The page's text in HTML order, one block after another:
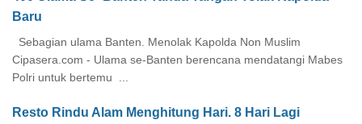
Baru
Sebagian ulama Banten. Menolak Kapolda Non Muslim
Cipasera.com - Ulama se-Banten berencana mendatangi Mabes
Polri untuk bertemu ...
Resto Rindu Alam Menghitung Hari. 8 Hari Lagi